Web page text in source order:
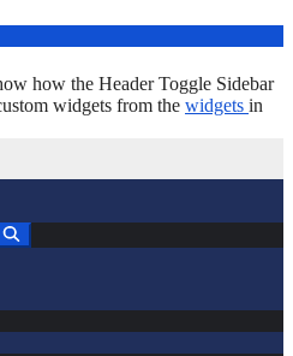
how the Header Toggle Sidebar
widgets from the widgets in